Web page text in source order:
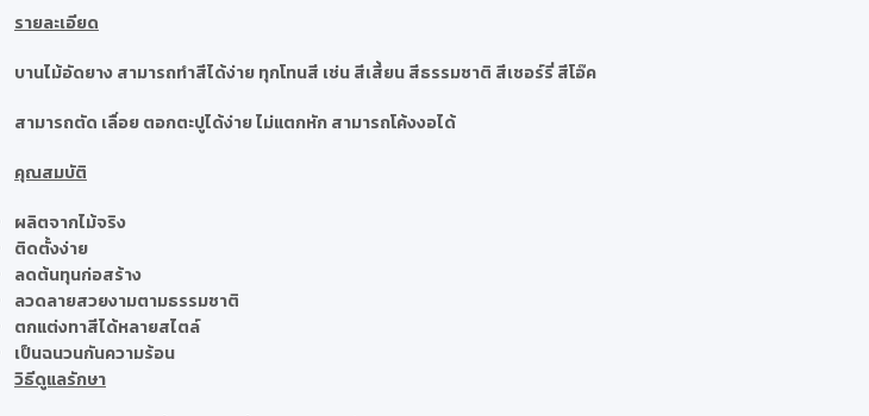
รายละเอียด
บานไม้อัดยาง สามารถทำสีได้ง่าย ทุกโทนสี เช่น สีเสี้ยน สีธรรมชาติ สีเชอร์รี่ สีโอ๊ค
สามารถตัด เลื่อย ตอกตะปูได้ง่าย ไม่แตกหัก สามารถโค้งงอได้
คุณสมบัติ
ผลิตจากไม้จริง
ติดตั้งง่าย
ลดต้นทุนก่อสร้าง
ลวดลายสวยงามตามธรรมชาติ
ตกแต่งทาสีได้หลายสไตล์
เป็นฉนวนกันความร้อน
วิธีดูแลรักษา